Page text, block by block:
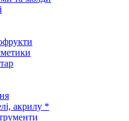
акрилу *